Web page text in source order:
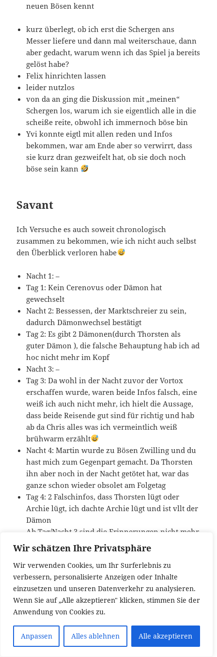
Wir schätzen Ihre Privatsphäre
Wir verwenden Cookies, um Ihr Surferlebnis zu
verbessern, personalisierte Anzeigen oder Inhalte
einzusetzen und unseren Datenverkehr zu analysieren.
Wenn Sie auf „Alle akzeptieren" klicken, stimmen Sie der
Anwendung von Cookies zu.
Anpassen Alles ablehnen Alle akzeptieren
neuen Bösen kennt
kurz überlegt, ob ich erst die Schergen ans
Messer liefere und dann mal weiterschaue, dann
aber gedacht, warum wenn ich das Spiel ja bereits
gelöst habe?
Felix hinrichten lassen
leider nutzlos
von da an ging die Diskussion mit „meinen“
Schergen los, warum ich sie eigentlich alle in die
scheiße reite, obwohl ich immernoch böse bin
Yvi konnte eigtl mit allen reden und Infos
bekommen, war am Ende aber so verwirrt, dass
sie kurz dran gezweifelt hat, ob sie doch noch
böse sein kann
Savant
Ich Versuche es auch soweit chronologisch
zusammen zu bekommen, wie ich nicht auch selbst
den Überblick verloren habe
Nacht 1: –
Tag 1: Kein Cerenovus oder Dämon hat
gewechselt
Nacht 2: Bessessen, der Marktschreier zu sein,
dadurch Dämonwechsel bestätigt
Tag 2: Es gibt 2 Dämonen(durch Thorsten als
guter Dämon ), die falsche Behauptung hab ich ad
hoc nicht mehr im Kopf
Nacht 3: –
Tag 3: Da wohl in der Nacht zuvor der Vortox
erschaffen wurde, waren beide Infos falsch, eine
weiß ich auch nicht mehr, ich hielt die Aussage,
dass beide Reisende gut sind für richtig und hab
ab da Chris alles was ich vermeintlich weiß
brühwarm erzählt
Nacht 4: Martin wurde zu Bösen Zwilling und du
hast mich zum Gegenpart gemacht. Da Thorsten
ihn aber noch in der Nacht getötet hat, war das
ganze schon wieder obsolet am Folgetag
Tag 4: 2 Falschinfos, dass Thorsten lügt oder
Archie lügt, ich dachte Archie lügt und ist vllt der
Dämon
Ab Tag/Nacht 3 sind die Erinnerungen nicht mehr
ganz so sicher, aber lassen sich dann vermutlich
durch die anderen korrigieren bzw. ergänzen
Cerenovus / Vortox
Das Böse, an der Spitze Van Vortox die I., hat
glamourös den Sieg nach Hause getragen.
Die Bürger konnte sich lange dem Zugriff der
Dämonen und des ausgefuchsten Grubenweibes